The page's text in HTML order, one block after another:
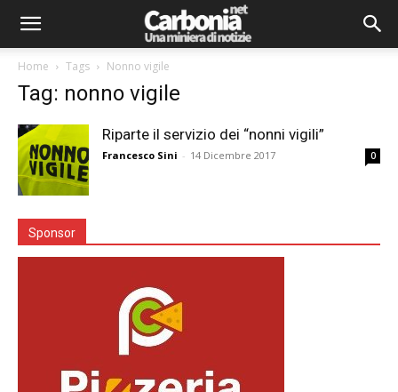
Home Tags Nonno vigile
Tag: nonno vigile
Riparte il servizio dei “nonni vigili”
Francesco Sini - 14 Dicembre 2017 0
Sponsor